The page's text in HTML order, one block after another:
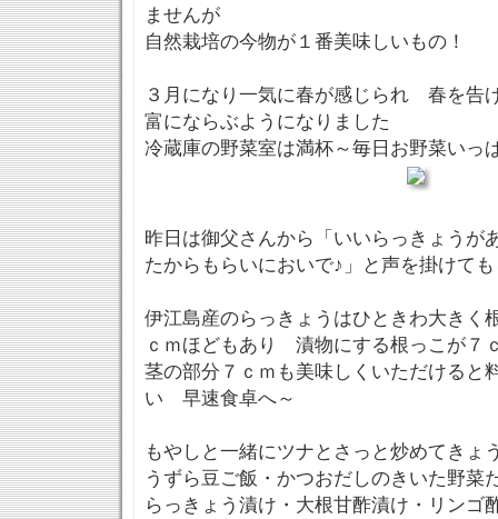
ませんが
自然栽培の今物が１番美味しいもの！
３月になり一気に春が感じられ 春を告
富にならぶようになりました
冷蔵庫の野菜室は満杯～毎日お野菜いっ
昨日は御父さんから「いいらっきょうが
たからもらいにおいで♪」と声を掛けて
伊江島産のらっきょうはひときわ大きく
ｃｍほどもあり 漬物にする根っこが
茎の部分７ｃｍも美味しくいただけると
い 早速食卓へ～
もやしと一緒にツナとさっと炒めてきょ
うずら豆ご飯・かつおだしのきいた野菜
らっきょう漬け・大根甘酢漬け・リンゴ